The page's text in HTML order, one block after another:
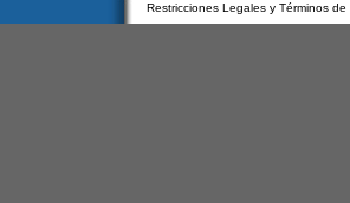
Restricciones Legales y Términos de